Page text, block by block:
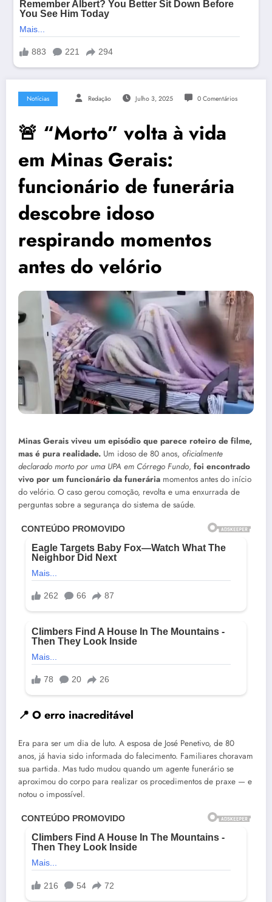
Notícias Redação Julho 3, 2025 0 Comentários
🚨 “Morto” volta à vida
em Minas Gerais:
funcionário de funerária
descobre idoso
respirando momentos
antes do velório
Minas Gerais viveu um episódio que parece roteiro de filme,
mas é pura realidade. Um idoso de 80 anos, oficialmente
declarado morto por uma UPA em Córrego Fundo, foi encontrado
vivo por um funcionário da funerária momentos antes do início
do velório. O caso gerou comoção, revolta e uma enxurrada de
perguntas sobre a segurança do sistema de saúde.
📍 O erro inacreditável
Era para ser um dia de luto. A esposa de José Penetivo, de 80
anos, já havia sido informada do falecimento. Familiares choravam
sua partida. Mas tudo mudou quando um agente funerário se
aproximou do corpo para realizar os procedimentos de praxe — e
notou o impossível.